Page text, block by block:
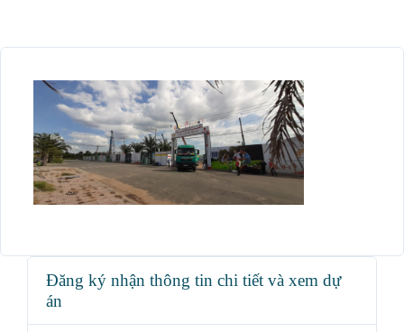
Đăng ký nhận thông tin chi tiết và xem dự
án